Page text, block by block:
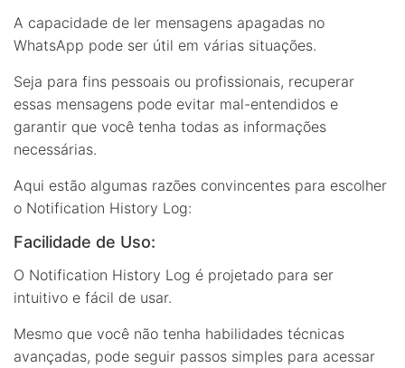
A capacidade de ler mensagens apagadas no
WhatsApp pode ser útil em várias situações.
Seja para fins pessoais ou profissionais, recuperar
essas mensagens pode evitar mal-entendidos e
garantir que você tenha todas as informações
necessárias.
Aqui estão algumas razões convincentes para escolher
o Notification History Log:
Facilidade de Uso:
O Notification History Log é projetado para ser
intuitivo e fácil de usar.
Mesmo que você não tenha habilidades técnicas
avançadas, pode seguir passos simples para acessar